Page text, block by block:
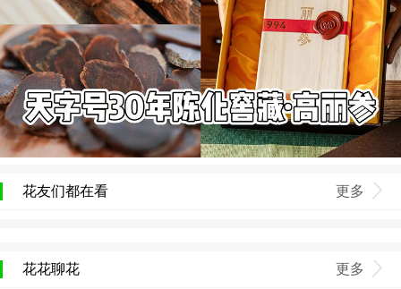
花友们都在看 更多
花花聊花 更多